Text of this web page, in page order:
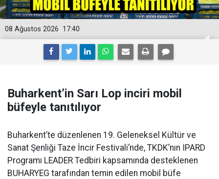
17:40
08 Ağustos 2026
Buharkent’in Sarı Lop inciri mobil
büfeyle tanıtılıyor
Buharkent’te düzenlenen 19. Geleneksel Kültür ve
Sanat Şenliği Taze İncir Festivali’nde, TKDK’nın IPARD
Programı LEADER Tedbiri kapsamında desteklenen
BUHARYEG tarafından temin edilen mobil büfe